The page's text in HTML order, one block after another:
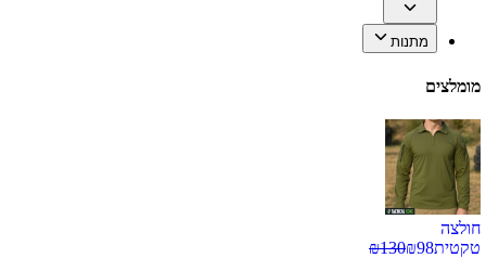
מתנות
מומלצים
חולצה
טקטית
₪98
₪130